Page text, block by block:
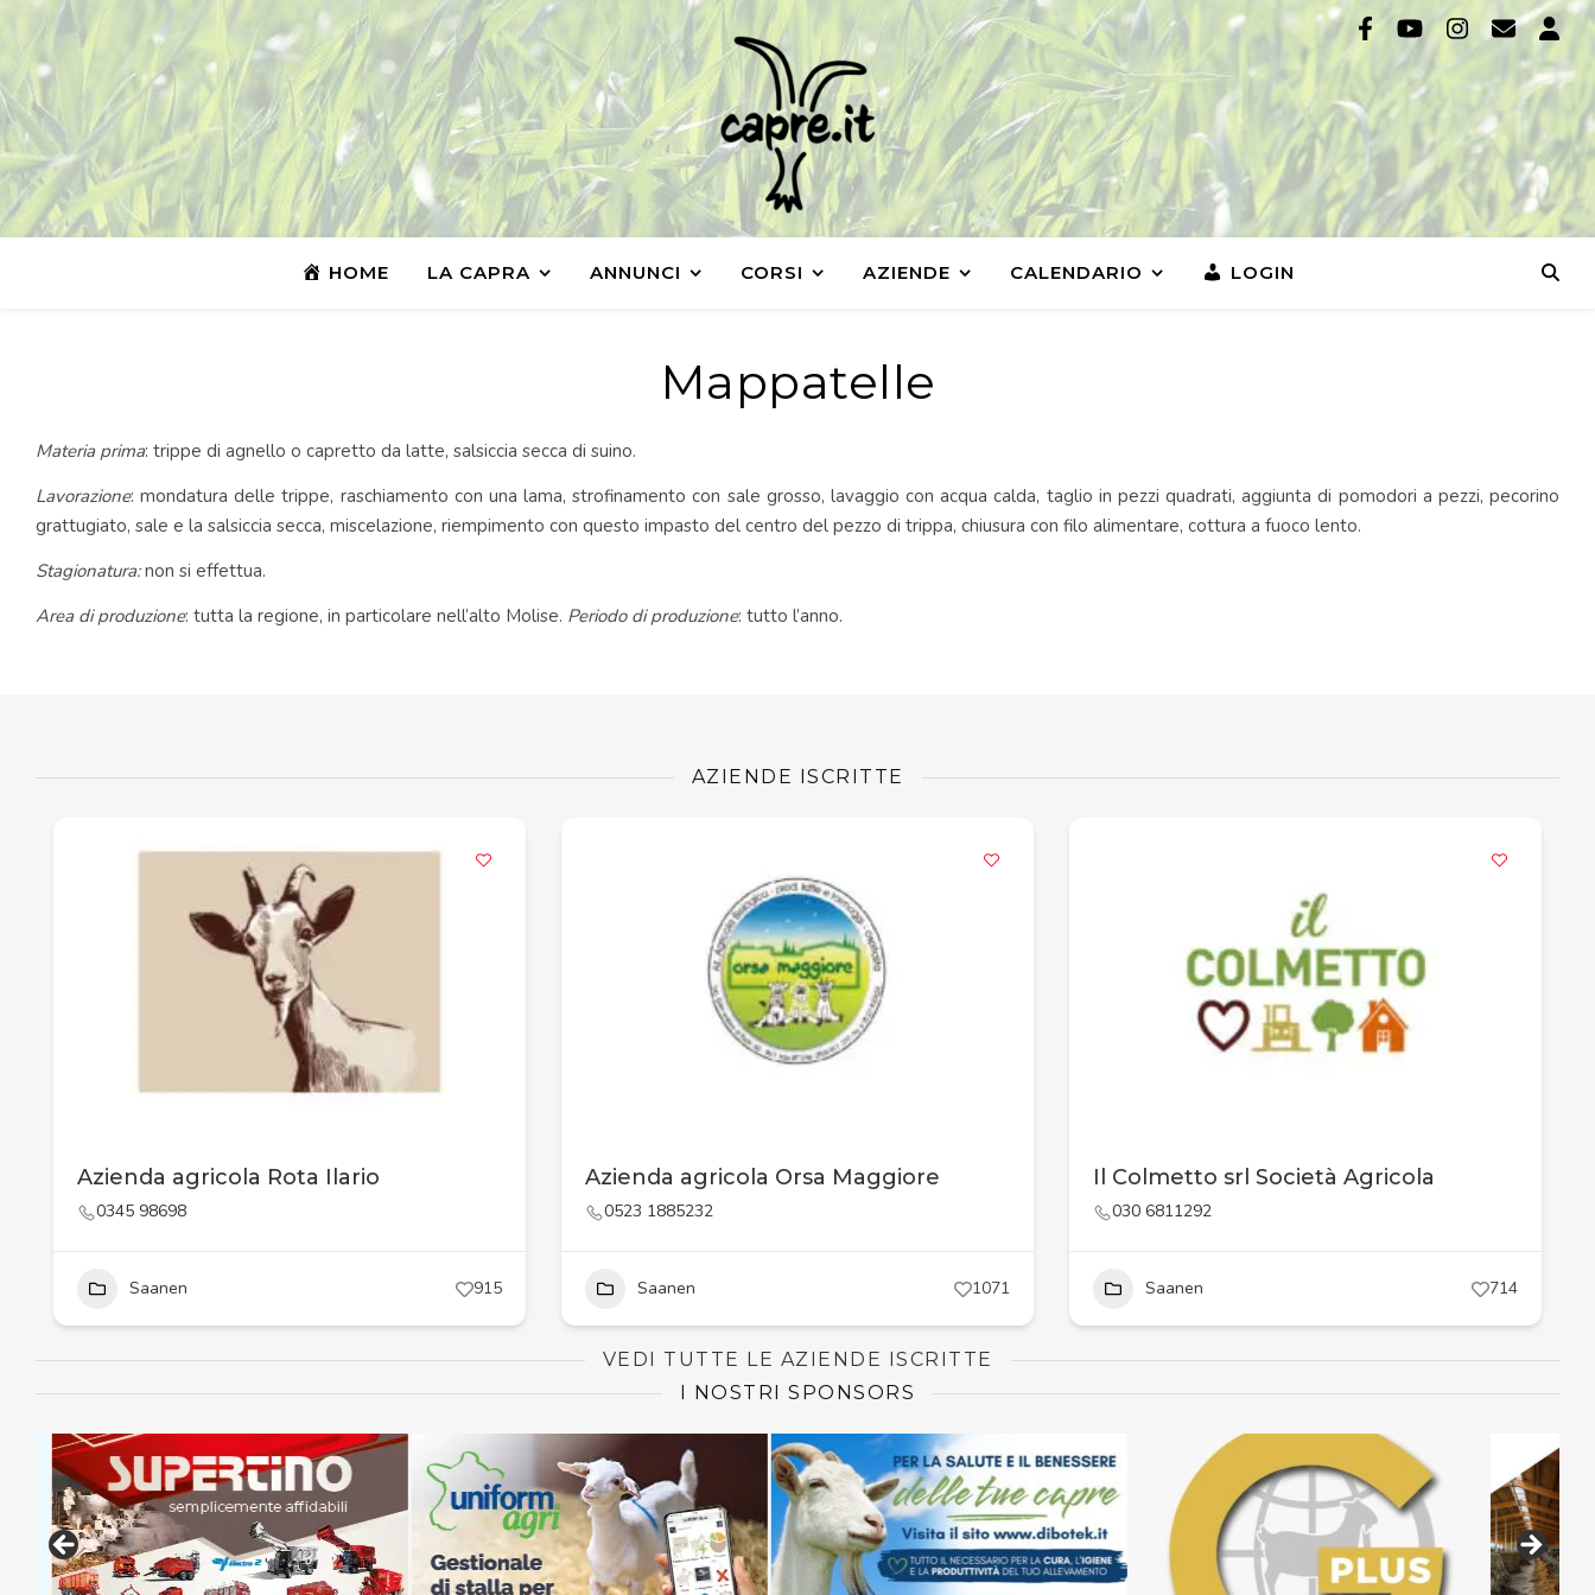
HOME LA CAPRA ANNUNCI CORSI AZIENDE CALENDARIO LOGIN
Mappatelle
Materia prima: trippe di agnello o capretto da latte, salsiccia secca di suino.
Lavorazione: mondatura delle trippe, raschiamento con una lama, strofinamento con sale grosso, lavaggio con acqua calda, taglio in pezzi quadrati, aggiunta di pomodori a pezzi, pecorino
grattugiato, sale e la salsiccia secca, miscelazione, riempimento con questo impasto del centro del pezzo di trippa, chiusura con filo alimentare, cottura a fuoco lento.
Stagionatura:non si effettua.
Area di produzione: tutta la regione, in particolare nell’alto Molise. Periodo di produzione: tutto l’anno.
AZIENDE ISCRITTE
Azienda agricola Rota Ilario
0345 98698
Saanen 915
Azienda agricola Orsa Maggiore
0523 1885232
Saanen 1071
Il Colmetto srl Società Agricola
030 6811292
Saanen 714
VEDI TUTTE LE AZIENDE ISCRITTE
I NOSTRI SPONSORS